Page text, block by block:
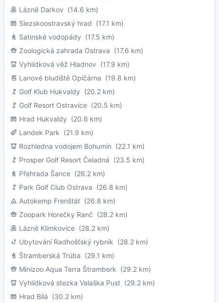
Lázně Darkov (14.6 km)
Slezskoostravský hrad (17.1 km)
Satinské vodopády (17.5 km)
Zoologická zahrada Ostrava (17.6 km)
Vyhlídková věž Hladnov (17.9 km)
Lanové bludiště Opičárna (19.8 km)
Golf Klub Hukvaldy (20.2 km)
Golf Resort Ostravice (20.5 km)
Hrad Hukvaldy (20.6 km)
Landek Park (21.9 km)
Rozhledna vodojem Bohumín (22.1 km)
Prosper Golf Resort Čeladná (23.5 km)
Přehrada Šance (26.2 km)
Park Golf Club Ostrava (26.8 km)
Autokemp Frenštát (26.8 km)
Zoopark Horečky Ranč (28.2 km)
Lázně Klimkovice (28.2 km)
Ubytování Radhošťský rybník (28.2 km)
Štramberská Trúba (29.1 km)
Minizoo Aqua Terra Štramberk (29.2 km)
Vyhlídková stezka Valaška Pust (29.2 km)
Hrad Bílá (30.2 km)